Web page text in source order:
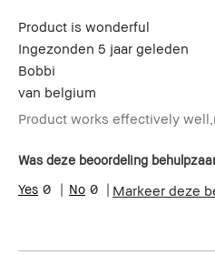
Product is wonderful
Ingezonden 5 jaar geleden
Bobbi
van belgium
Product works effectively
Was deze beoordeling
0 0 Markeer deze